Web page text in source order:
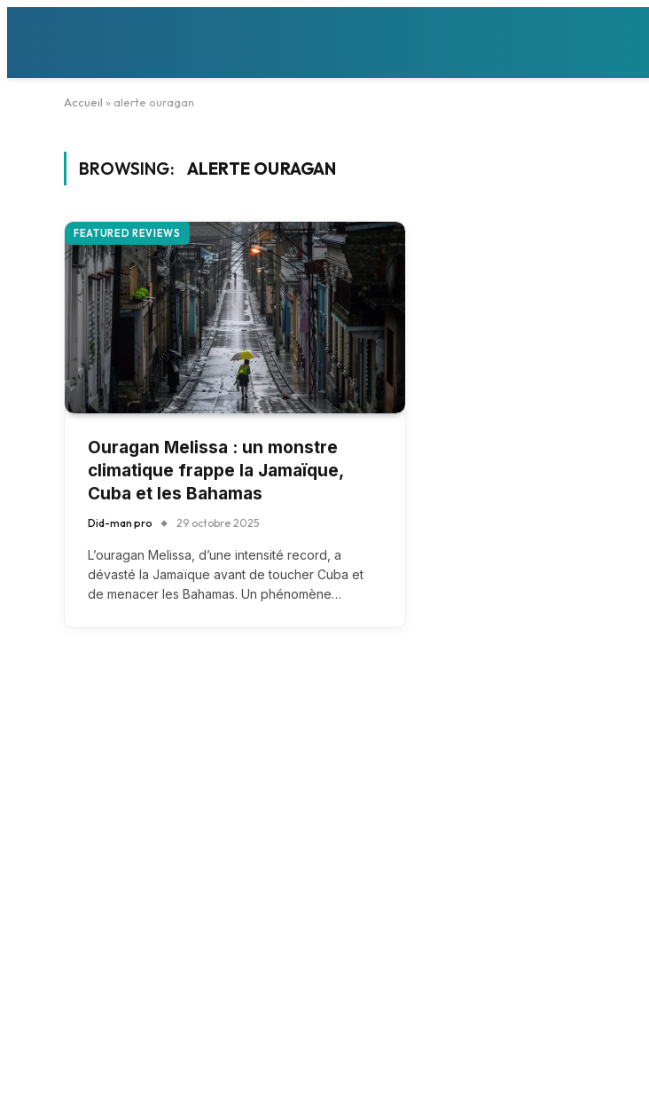
Accueil » alerte ouragan
BROWSING: ALERTE OURAGAN
FEATURED REVIEWS
Ouragan Melissa : un monstre
climatique frappe la Jamaïque,
Cuba et les Bahamas
Did-man pro 29 octobre 2025
L’ouragan Melissa, d’une intensité record, a
dévasté la Jamaïque avant de toucher Cuba et
de menacer les Bahamas. Un phénomène…